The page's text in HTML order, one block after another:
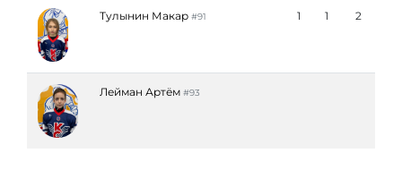
Тулынин Макар #91 1 1 2
Лейман Артём #93